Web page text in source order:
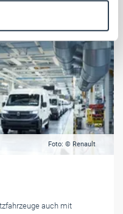
from your use
Datenschutz
Foto: © Renault
auch mit